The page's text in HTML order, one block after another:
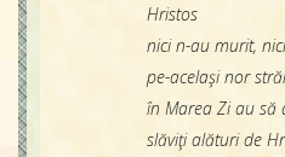
Hristos
nici n-au murit,
pe-acelaşi nor
în Marea Zi au să
slăviţi alături de